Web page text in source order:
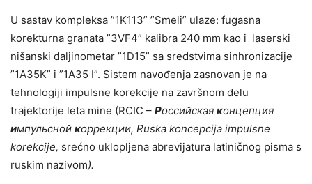
U sastav kompleksa ”1K113” ”Smeli” ulaze: fugasna
korekturna granata ”3VF4” kalibra 240 mm kao i laserski
nišanski daljinometar ”1D15” sa sredstvima sinhronizacije
”1A35K” i ”1A35 I”. Sistem navođenja zasnovan je na
tehnologiji impulsne korekcije na završnom delu
trajektorije leta mine (RCIC – Российская концепция
импульсной коррекции, Ruska koncepcija impulsne
korekcije, srećno uklopljena abrevijatura latiničnog pisma s
ruskim nazivom).